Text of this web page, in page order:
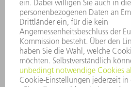
COMPLIANCE
HINWEISGEBERSYSTEM
SECURITY
PRESSEMITTEILUNGEN
MAGAZINE
LIEFERANTEN
NACHHALTIGKEIT
UMWELT & KLIMA
SOZIALES & GESELLSCHAFT